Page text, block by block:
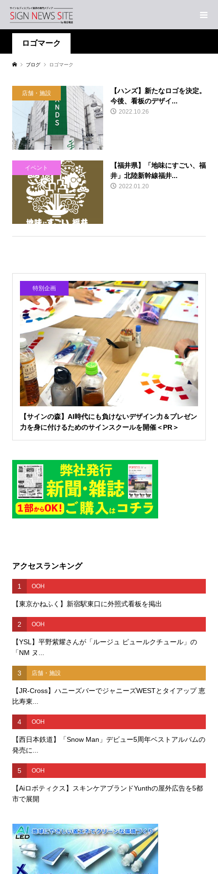
ロゴマーク
ブログ ロゴマーク
店舗・施設
【ハンズ】新たなロゴを決定。
今後、看板のデザイ...
2022.10.26
イベント
【福井県】「地味にすごい、福
井」北陸新幹線福井...
2022.01.20
特別企画
【サインの森】AI時代にも負けないデザイン力＆プレゼン
力を身に付けるためのサインスクールを開催＜PR＞
アクセスランキング
1 OOH
【東京かねふく】新宿駅東口に外照式看板を掲出
2 OOH
【YSL】平野紫耀さんが「ルージュ ピュールクチュール」の
「NM ヌ...
3 店舗・施設
【JR-Cross】ハニーズバーでジャニーズWESTとタイアップ 恵
比寿東...
4 OOH
【西日本鉄道】「Snow Man」デビュー5周年ベストアルバムの
発売に...
5 OOH
【Aiロボティクス】スキンケアブランドYunthの屋外広告を5都
市で展開